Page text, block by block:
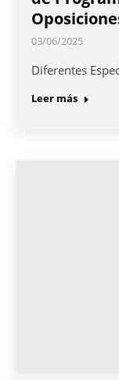
03/06/2025
Diferentes
Leer más